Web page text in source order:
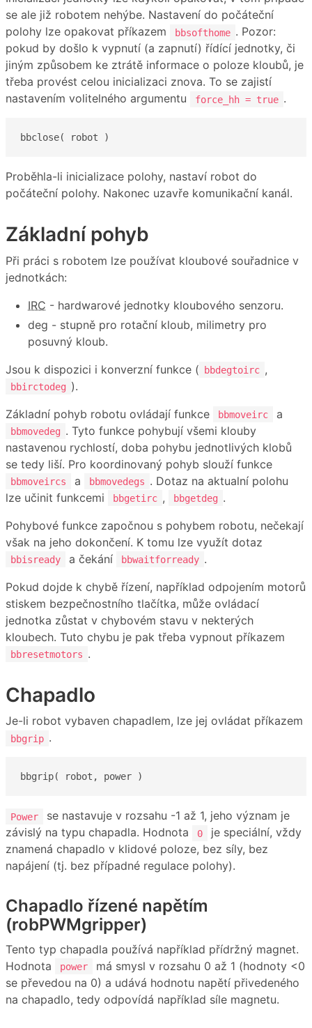
se ale již robotem nehýbe. Nastavení do počáteční
polohy lze opakovat příkazem
bbsofthome . Pozor:
pokud by došlo k vypnutí (a zapnutí) řídící jednotky, či
jiným způsobem ke ztrátě informace o poloze kloubů, je
třeba provést celou inicializaci znova. To se zajistí
nastavením volitelného argumentu
force_hh = true .
bbclose( robot )
Proběhla-li inicializace polohy, nastaví robot do
počáteční polohy. Nakonec uzavře komunikační kanál.
Základní pohyb
Při práci s robotem lze používat kloubové souřadnice v
jednotkách:
IRC - hardwarové jednotky kloubového senzoru.
deg - stupně pro rotační kloub, milimetry pro
posuvný kloub.
Jsou k dispozici i konverzní funkce (
bbdegtoirc ,
bbirctodeg ).
Základní pohyb robotu ovládají funkce
bbmoveirc a
bbmovedeg . Tyto funkce pohybují všemi klouby
nastavenou rychlostí, doba pohybu jednotlivých klobů
se tedy liší. Pro koordinovaný pohyb slouží funkce
bbmoveircs a bbmovedegs . Dotaz na aktualní polohu
lze učinit funkcemi
bbgetirc , bbgetdeg .
Pohybové funkce započnou s pohybem robotu, nečekají
však na jeho dokončení. K tomu lze využít dotaz
bbisready a čekání bbwaitforready .
Pokud dojde k chybě řízení, například odpojením motorů
stiskem bezpečnostního tlačítka, může ovládací
jednotka zůstat v chybovém stavu v nekterých
kloubech. Tuto chybu je pak třeba vypnout příkazem
bbresetmotors .
Chapadlo
Je-li robot vybaven chapadlem, lze jej ovládat příkazem
bbgrip .
bbgrip( robot, power )
Power
se nastavuje v rozsahu -1 až 1, jeho význam je
závislý na typu chapadla. Hodnota
0
je speciální, vždy
znamená chapadlo v klidové poloze, bez síly, bez
napájení (tj. bez případné regulace polohy).
Chapadlo řízené napětím
(robPWMgripper)
Tento typ chapadla používá například přídržný magnet.
Hodnota
power
má smysl v rozsahu 0 až 1 (hodnoty <0
se převedou na 0) a udává hodnotu napětí přivedeného
na chapadlo, tedy odpovídá například síle magnetu.